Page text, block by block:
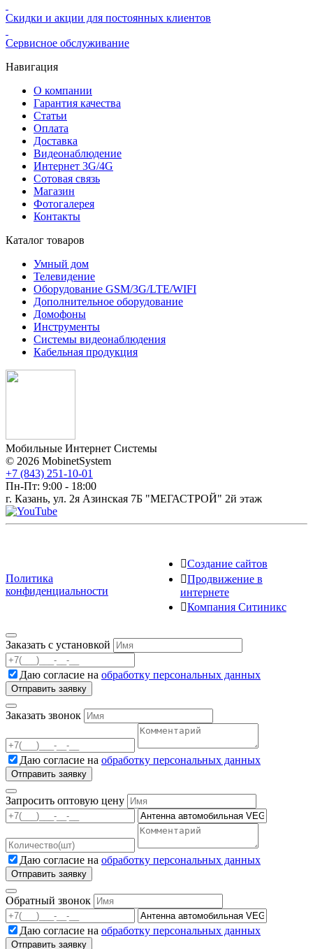
Скидки и акции для постоянных клиентов
Сервисное обслуживание
Навигация
О компании
Гарантия качества
Статьи
Оплата
Доставка
Видеонаблюдение
Интернет 3G/4G
Сотовая связь
Магазин
Фотогалерея
Контакты
Каталог товаров
Умный дом
Телевидение
Оборудование GSM/3G/LTE/WIFI
Дополнитeльное оборудование
Домофоны
Инструменты
Системы видеонаблюдения
Кабельная продукция
Мобильные Интернет Системы
© 2026 MobinetSystem
+7 (843) 251-10-01
Пн-Пт: 9:00 - 18:00
г. Казань, ул. 2я Азинская 7Б "МЕГАСТРОЙ" 2й этаж
Политика
конфиденциальности
Создание сайтов
Продвижение в
интернете
Компания Ситиникс
Заказать с установкой
Даю согласие на обработку персональных данных
Заказать звонок
Даю согласие на обработку персональных данных
Запросить оптовую цену
Даю согласие на обработку персональных данных
Обратный звонок
Даю согласие на обработку персональных данных